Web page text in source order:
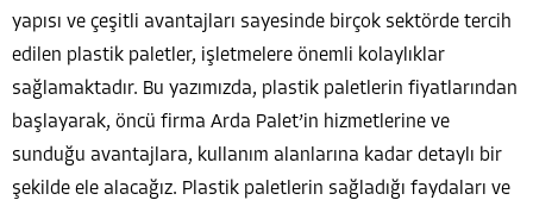
yapısı ve çeşitli avantajları sayesinde birçok sektörde tercih
edilen plastik paletler, işletmelere önemli kolaylıklar
sağlamaktadır. Bu yazımızda, plastik paletlerin fiyatlarından
başlayarak, öncü firma Arda Palet’in hizmetlerine ve
sunduğu avantajlara, kullanım alanlarına kadar detaylı bir
şekilde ele alacağız. Plastik paletlerin sağladığı faydaları ve